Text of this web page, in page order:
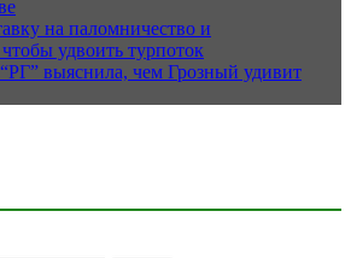
на паломничество и
удвоить турпоток
выяснила, чем Грозный удивит